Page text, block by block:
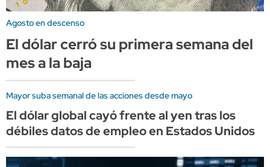
Agosto en descenso
El dólar cerró su primera semana del
mes a la baja
Mayor suba semanal de las acciones desde mayo
El dólar global cayó frente al yen tras los
débiles datos de empleo en Estados Unidos